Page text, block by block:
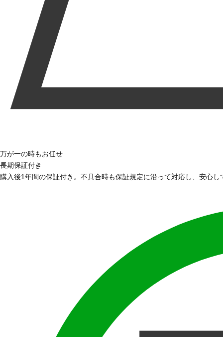
万が一の時もお任せ
長期保証付き
購入後1年間の保証付き。不具合時も保証規定に沿って対応し、安心